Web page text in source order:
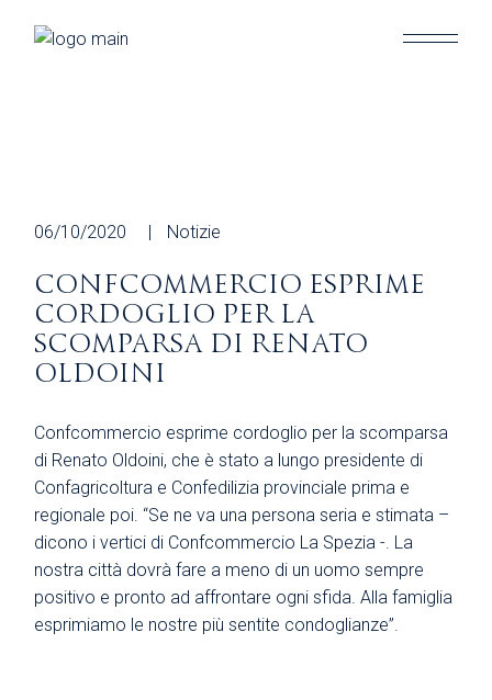
06/10/2020 Notizie
CONFCOMMERCIO ESPRIME
CORDOGLIO PER LA
SCOMPARSA DI RENATO
OLDOINI
Confcommercio esprime cordoglio per la scomparsa
di Renato Oldoini, che è stato a lungo presidente di
Confagricoltura e Confedilizia provinciale prima e
regionale poi. “Se ne va una persona seria e stimata –
dicono i vertici di Confcommercio La Spezia -. La
nostra città dovrà fare a meno di un uomo sempre
positivo e pronto ad affrontare ogni sfida. Alla famiglia
esprimiamo le nostre più sentite condoglianze”.